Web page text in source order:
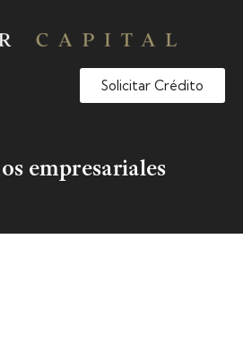
Solicitar Crédito
empresariales